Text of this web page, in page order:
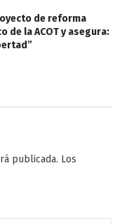
de reforma
de la ACOT y asegura:
publicada. Los